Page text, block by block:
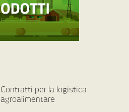
Contratti per la logistica
agroalimentare